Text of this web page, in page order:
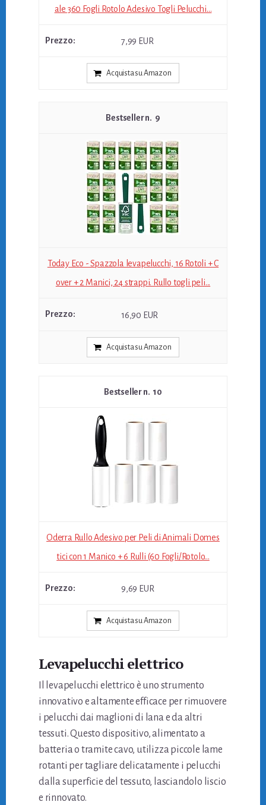
ale 360 ​​Fogli Rotolo Adesivo Togli Pelucchi...
7,99 EUR
Acquista su Amazon
9
Today Eco - Spazzola levapelucchi, 16 Rotoli + C
over + 2 Manici, 24 strappi. Rullo togli peli...
16,90 EUR
Acquista su Amazon
10
Oderra Rullo Adesivo per Peli di Animali Domes
tici con 1 Manico + 6 Rulli (60 Fogli/Rotolo...
9,69 EUR
Acquista su Amazon
Levapelucchi elettrico
Il levapelucchi elettrico è uno strumento
innovativo e altamente efficace per rimuovere
i pelucchi dai maglioni di lana e da altri
tessuti. Questo dispositivo, alimentato a
batteria o tramite cavo, utilizza piccole lame
rotanti per tagliare delicatamente i pelucchi
dalla superficie del tessuto, lasciandolo liscio
e rinnovato.